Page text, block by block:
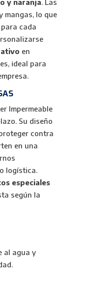
y naranja. Las
mangas, lo que
cada
en
ideal para
Impermeable
Su diseño
contra
en una
logística.
especiales
según la
al agua y